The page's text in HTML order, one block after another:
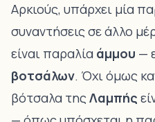
Αρκιούς, υπάρχει μία
συναντήσεις σε άλλο
είναι παραλία άμμου —
βοτσάλων. Όχι όμως
βότσαλα τηςΛαμπής